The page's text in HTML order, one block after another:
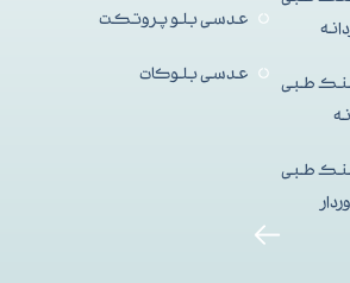
طبی
طبی
عدسی بلو پروتکت
عدسی بلوکات